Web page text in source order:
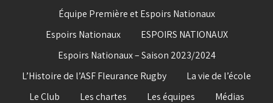
Équipe Première et Espoirs Nationaux
Espoirs Nationaux
ESPOIRS NATIONAUX
Espoirs Nationaux – Saison 2023/2024
L’Histoire de l’ASF Fleurance Rugby
La vie de l’école
Le Club
Les chartes Les équipes Médias